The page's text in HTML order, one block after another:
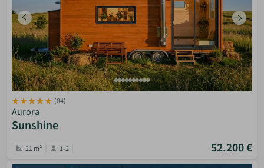
(84)
Aurora
Sunshine
21 m² 1-2 52.200 €